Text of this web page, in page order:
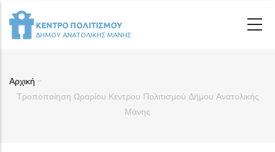
Παράκαμψη
προς
Breadcrumb
Αρχική -
Τροποποίηση Ωραρίου Κέντρου Πολιτισμού Δήμου Ανατολικής
Μάνης